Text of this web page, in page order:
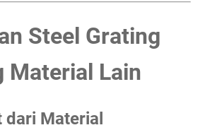
Steel Grating
Material Lain
dari Material